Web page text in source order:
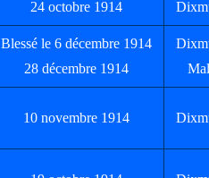
24 octobre 1914
Blessé le 6 décembre 1914
28 décembre 1914
10 novembre 1914